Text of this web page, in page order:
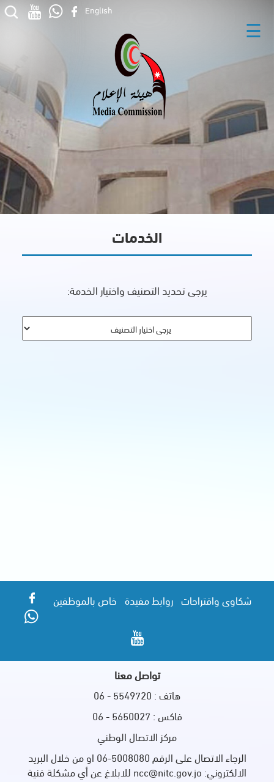
English
☰
الخدمات
يرجى تحديد التصنيف واختيار الخدمة:
شكاوى واقتراحات روابط مفيدة خاص بالموظفين
تواصل معنا
هاتف : 5549720 - 06
فاكس : 5650027 - 06
مركز الاتصال الوطني
الرجاء الاتصال على الرقم 5008080-06 او من خلال البريد
الالكتروني: ncc@nitc.gov.jo للابلاغ عن أي مشكلة فنية